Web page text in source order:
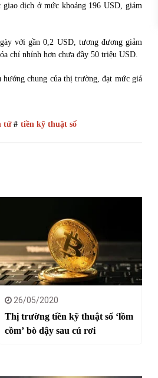
dịch ở mức khoảng 196 USD, giảm
với gần 0,2 USD, tương đương giảm
chỉ nhỉnh hơn chưa đầy 50 triệu USD.
chung của thị trường, đạt mức giá
tử# tiền kỹ thuật số
26/05/2020
Thị trường tiền kỹ thuật số ‘lồm
cồm’ bò dậy sau cú rơi